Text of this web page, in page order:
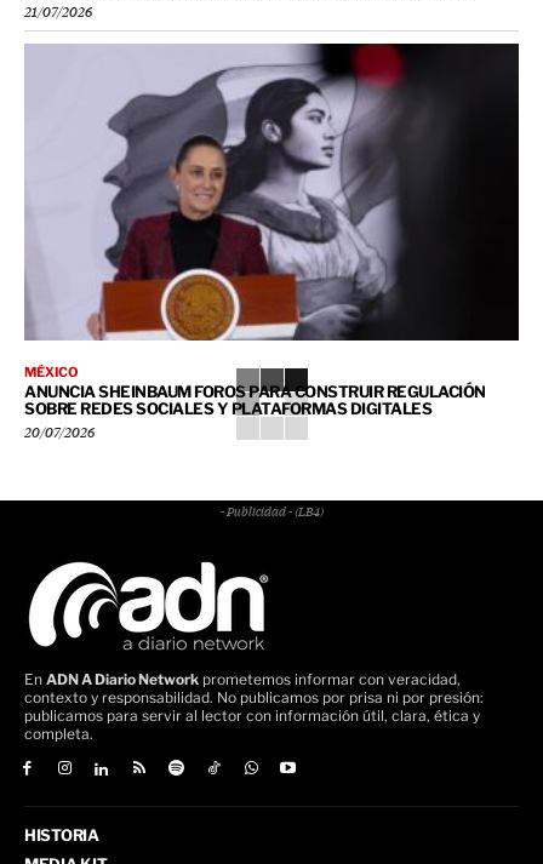
21/07/2026
MÉXICO
ANUNCIA SHEINBAUM FOROS PARA CONSTRUIR REGULACIÓN
SOBRE REDES SOCIALES Y PLATAFORMAS DIGITALES
20/07/2026
- Publicidad - (LB4)
En ADN A Diario Network prometemos informar con veracidad,
contexto y responsabilidad. No publicamos por prisa ni por presión:
publicamos para servir al lector con información útil, clara, ética y
completa.
HISTORIA